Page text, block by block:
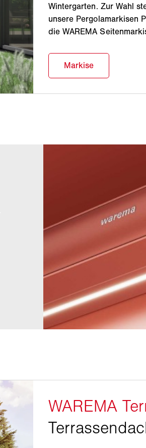
Wintergarten. Zur Wahl
unsere Pergolamarkisen
die WAREMA